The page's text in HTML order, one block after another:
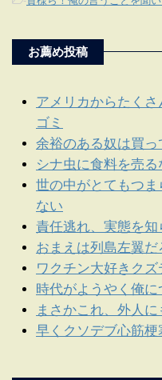
お薦め投稿
アメリカからたく
ゴミ
余裕のある奴は買っ
シナ虫に食料を売る
世の中がとてもつま
ない
責任逃れ、実態を
おまえは列島左翼だ
ワクチン大好きク
時代がようやく俺
まさかこれ、外人に
早くクソデブ心筋梗